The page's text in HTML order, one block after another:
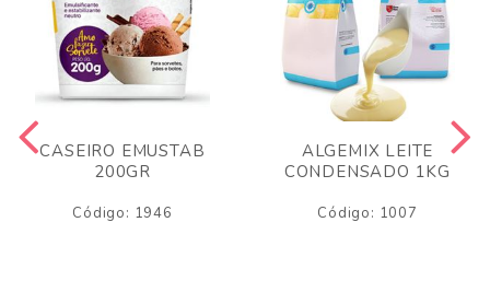
CASEIRO EMUSTAB
200GR
Código: 1946
ALGEMIX LEITE
CONDENSADO 1KG
Código: 1007